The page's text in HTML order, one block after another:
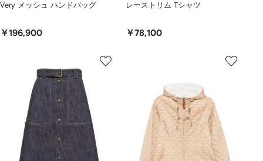
Very メッシュ ハンドバッグ
￥196,900
レーストリム Tシャツ
￥78,100